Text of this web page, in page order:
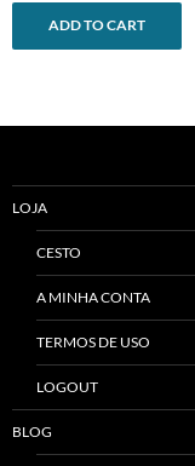
ADD TO CART
LOJA
CESTO
A MINHA CONTA
TERMOS DE USO
LOGOUT
BLOG